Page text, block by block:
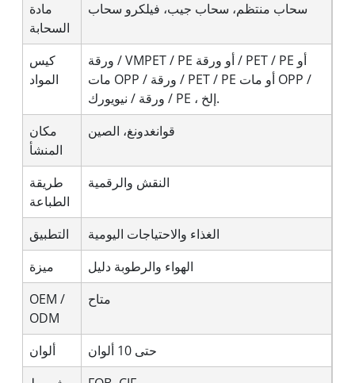
مادة
السحابة
سحاب منتظم، سحاب جيب، فيلكرو سحاب
كيس
المواد
ورقة / VMPET / PE أو ورقة / PET / PE أو
مات OPP / ورقة / PET / PE أو مات OPP /
ورقة / نيويورك / PE ، إلخ.
مكان
المنشأ
قوانغدونغ، الصين
طريقة
الطباعة
النقش والرقمية
التطبيق
الغذاء والاحتياجات اليومية
ميزة
الهواء والرطوبة دليل
OEM /
ODM
متاح
ألوان
حتى 10 ألوان